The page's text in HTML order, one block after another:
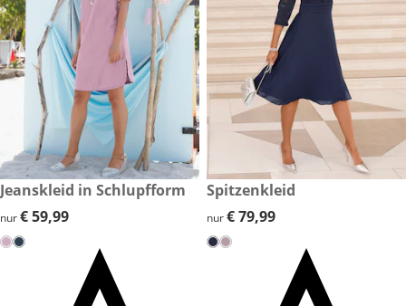
€ 59,99
Jeanskleid in Schlupfform
€ 59,99
nur€ 59,99
€ 79,99
Spitzenkleid
€ 79,99
nur€ 79,99